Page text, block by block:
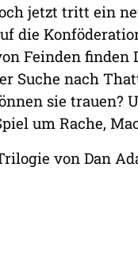
jetzt tritt ein
die
Feinden finden
Suche nach
sie trauen?
um Rache,
von Dan